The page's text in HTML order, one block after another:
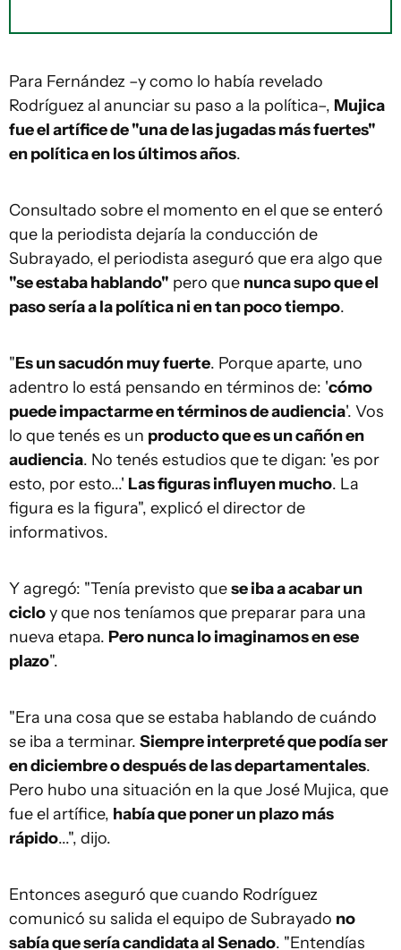
Para Fernández –y como lo había revelado
Rodríguez al anunciar su paso a la política–, Mujica
fue el artífice de "una de las jugadas más fuertes"
en política en los últimos años.
Consultado sobre el momento en el que se enteró
que la periodista dejaría la conducción de
Subrayado, el periodista aseguró que era algo que
"se estaba hablando" pero que nunca supo que el
paso sería a la política ni en tan poco tiempo.
"Es un sacudón muy fuerte. Porque aparte, uno
adentro lo está pensando en términos de: 'cómo
puede impactarme en términos de audiencia'. Vos
lo que tenés es un producto que es un cañón en
audiencia. No tenés estudios que te digan: 'es por
esto, por esto...' Las figuras influyen mucho. La
figura es la figura", explicó el director de
informativos.
Y agregó: "Tenía previsto quese iba a acabar un
cicloy que nos teníamos que preparar para una
nueva etapa. Pero nunca lo imaginamos en ese
plazo".
"Era una cosa que se estaba hablando de cuándo
se iba a terminar. Siempre interpreté que podía ser
en diciembre o después de las departamentales.
Pero hubo una situación en la que José Mujica, que
fue el artífice, había que poner un plazo más
rápido...", dijo.
Entonces aseguró que cuando Rodríguez
comunicó su salida el equipo de Subrayado no
sabía que sería candidata al Senado. "Entendías